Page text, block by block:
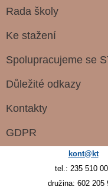
Rada školy
Ke stažení
Spolupracujeme se
Důležité odkazy
Kontakty
GDPR
kont@kt
tel.: 235 510
družina: 602 205